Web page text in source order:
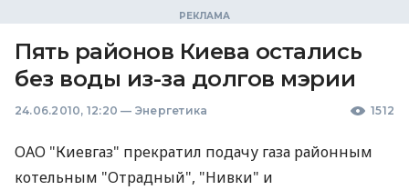
Пять районов Киева остались
без воды из-за долгов мэрии
24.06.2010, 12:20 — Энергетика 1512
ОАО "Киевгаз" прекратил подачу газа районным
котельным "Отрадный", "Нивки" и